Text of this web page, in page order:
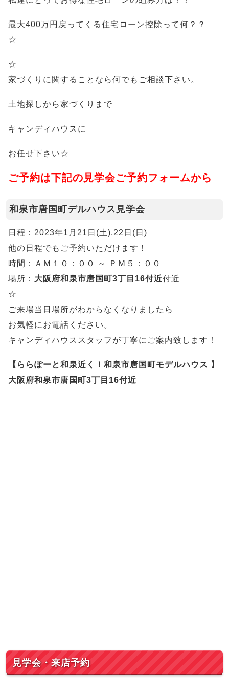
最大400万円戻ってくる住宅ローン控除って何？？
☆
☆
家づくりに関することなら何でもご相談下さい。
土地探しから家づくりまで
キャンディハウスに
お任せ下さい☆
ご予約は下記の見学会ご予約フォームから
和泉市唐国町デルハウス見学会
日程：2023年1月21日(土),22日(日)
他の日程でもご予約いただけます！
時間：ＡＭ１０：００ ～ ＰＭ５：００
場所： 大阪府和泉市唐国町3丁目16付近付近
☆
ご来場当日場所がわからなくなりましたら
お気軽にお電話ください。
キャンディハウススタッフが丁寧にご案内致します！
【ららぽーと和泉近く！和泉市唐国町モデルハウス 】
大阪府和泉市唐国町3丁目16付近
見学会・来店予約